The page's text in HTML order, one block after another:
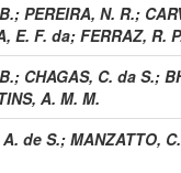
; PEREIRA, N. R.;
E. F. da; FERRAZ, R.
; CHAGAS, C. da S.;
A. M. M.
de S.; MANZATTO,